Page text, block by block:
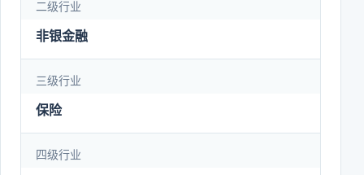
二级行业
非银金融
三级行业
保险
四级行业